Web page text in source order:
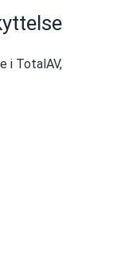
i TotalAV,